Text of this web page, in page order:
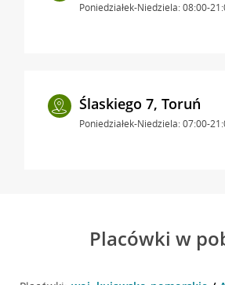
Poniedziałek-Niedziela: 08:00-
Ślaskiego 7, Toruń
Poniedziałek-Niedziela: 07:00-
Placówki w